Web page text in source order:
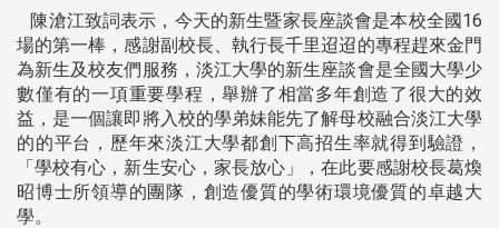
陳滄江致詞表示，今天的新生暨家長座談會是本校全國16
場的第一棒，感謝副校長、執行長千里迢迢的專程趕來金門
為新生及校友們服務，淡江大學的新生座談會是全國大學少
數僅有的一項重要學程，舉辦了相當多年創造了很大的效
益，是一個讓即將入校的學弟妹能先了解母校融合淡江大學
的的平台，歷年來淡江大學都創下高招生率就得到驗證，
「學校有心，新生安心，家長放心」，在此要感謝校長葛煥
昭博士所領導的團隊，創造優質的學術環境優質的卓越大
學。